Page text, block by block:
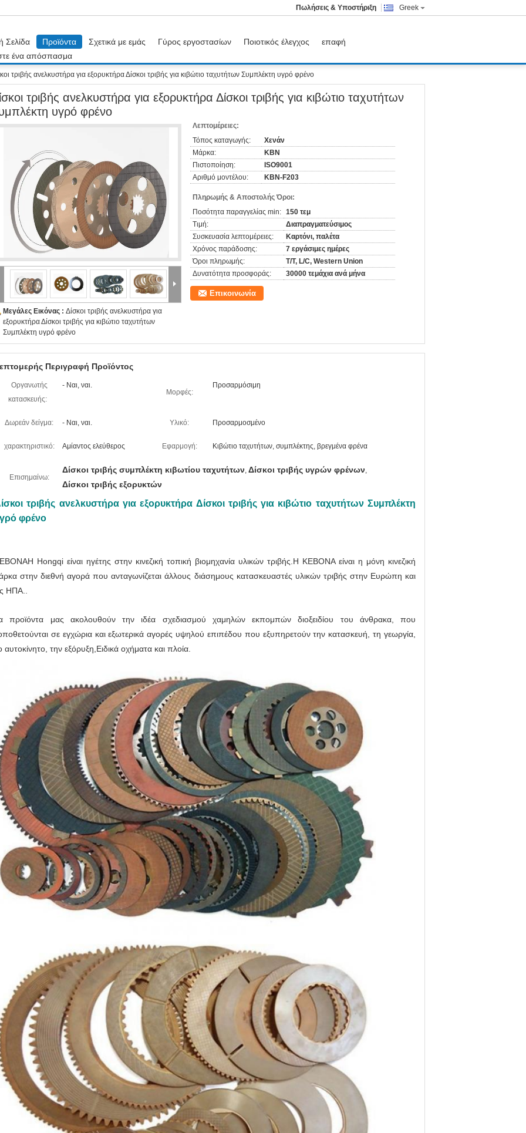
Greek
Πωλήσεις & Υποστήριξη
Σελίδα Προϊόντα Σχετικά με εμάς Γύρος εργοστασίων Ποιοτικός έλεγχος
επαφή
ένα απόσπασμα
τριβής ανελκυστήρα για εξορυκτήρα Δίσκοι τριβής για κιβώτιο ταχυτήτων Συμπλέκτη υγρό φρένο
τριβής ανελκυστήρα για εξορυκτήρα Δίσκοι τριβής για κιβώτιο ταχυτήτων
υγρό φρένο
Μεγάλες Εικόνας : Δίσκοι τριβής ανελκυστήρα για
εξορυκτήρα Δίσκοι τριβής για κιβώτιο ταχυτήτων
Συμπλέκτη υγρό φρένο
Λεπτομέρειες:
Τόπος καταγωγής:
Χενάν
Μάρκα:
KBN
Πιστοποίηση:
ISO9001
Αριθμό μοντέλου:
ΚΒΝ-F203
Πληρωμής & Αποστολής Όροι:
Ποσότητα παραγγελίας min: 150 τεμ
Τιμή:
Διαπραγματεύσιμος
Συσκευασία λεπτομέρειες:
Καρτόνι, παλέτα
Χρόνος παράδοσης:
7 εργάσιμες ημέρες
Όροι πληρωμής:
T/T, L/C, Western Union
Δυνατότητα προσφοράς:
30000 τεμάχια ανά μήνα
Επικοινωνία
Περιγραφή Προϊόντος
Οργανωτής
κατασκευής:
- Ναι, ναι.
Μορφές:
Προσαρμόσιμη
Δωρεάν δείγμα: - Ναι, ναι. Υλικό: Προσαρμοσμένο
χαρακτηριστικό: Αμίαντος ελεύθερος Εφαρμογή: Κιβώτιο ταχυτήτων, συμπλέκτης, βρεγμένα φρένα
Επισημαίνω:
Δίσκοι τριβής συμπλέκτη κιβωτίου ταχυτήτων, Δίσκοι τριβής υγρών φρένων,
Δίσκοι τριβής εξορυκτών
τριβής ανελκυστήρα για εξορυκτήρα Δίσκοι τριβής για κιβώτιο ταχυτήτων Συμπλέκτη
φρένο
Η Hongqi είναι ηγέτης στην κινεζική τοπική βιομηχανία υλικών τριβής.Η KEBONA είναι η μόνη κινεζική
στην διεθνή αγορά που ανταγωνίζεται άλλους διάσημους κατασκευαστές υλικών τριβής στην Ευρώπη και
ΗΠΑ..
προϊόντα μας ακολουθούν την ιδέα σχεδιασμού χαμηλών εκπομπών διοξειδίου του άνθρακα, που
σε εγχώρια και εξωτερικά αγορές υψηλού επιπέδου που εξυπηρετούν την κατασκευή, τη γεωργία,
αυτοκίνητο, την εξόρυξη,Ειδικά οχήματα και πλοία.